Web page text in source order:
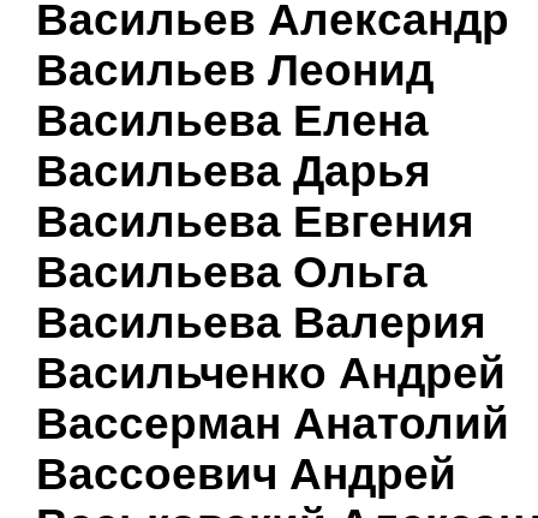
Васильев Александр
Васильев Леонид
Васильева Елена
Васильева Дарья
Васильева Евгения
Васильева Ольга
Васильева Валерия
Васильченко Андрей
Вассерман Анатолий
Вассоевич Андрей